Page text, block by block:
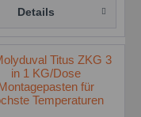
Details